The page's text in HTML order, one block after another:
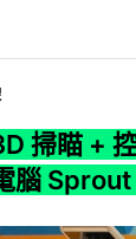
掃瞄 +
腦 Sprout